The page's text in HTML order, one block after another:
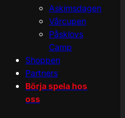
Askimsdagen
Vårcupen
Påsklovs
Camp
Shoppen
Partners
Börja spela hos
oss